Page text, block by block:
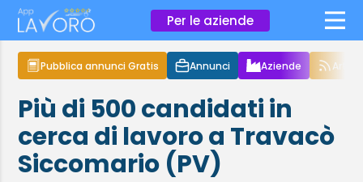
Per le aziende ×
Pubblica annunci Gratis Annunci Aziende
Più di 500candidati in
cerca di lavoroa Travacò
Siccomario (PV)